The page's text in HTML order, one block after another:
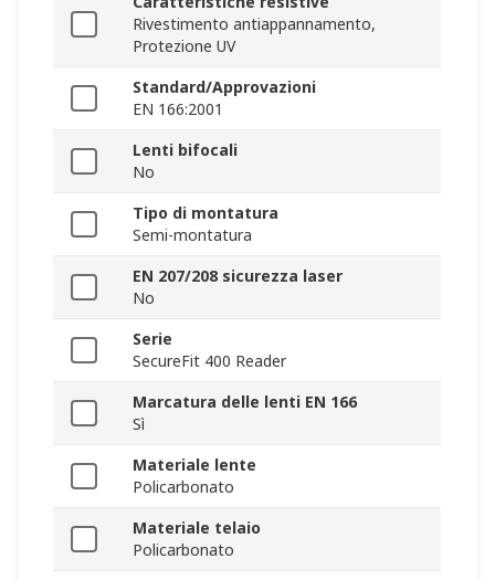
Rivestimento antiappannamento,
Protezione UV
Standard/Approvazioni
EN 166:2001
Lenti bifocali
No
Tipo di montatura
Semi-montatura
EN 207/208 sicurezza laser
No
Serie
SecureFit 400 Reader
Marcatura delle lenti EN 166
Sì
Materiale lente
Policarbonato
Materiale telaio
Policarbonato